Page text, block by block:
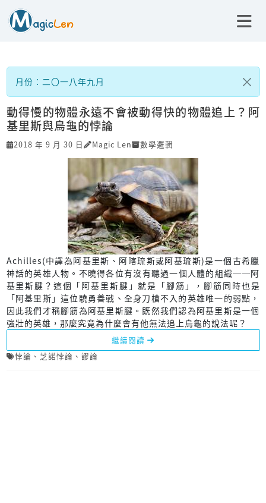
月份：二〇一八年九月
動得慢的物體永遠不會被動得快的物體追上？阿
基里斯與烏龜的悖論
2018 年 9 月 30 日 Magic Len 數學邏輯
Achilles(中譯為阿基里斯、阿喀琉斯或阿基琉斯)是一個古希臘
神話的英雄人物。不曉得各位有沒有聽過一個人體的組織──阿
基里斯腱？這個「阿基里斯腱」就是「腳筋」，腳筋同時也是
「阿基里斯」這位驍勇善戰、全身刀槍不入的英雄唯一的弱點，
因此我們才稱腳筋為阿基里斯腱。既然我們認為阿基里斯是一個
強壯的英雄，那麼究竟為什麼會有他無法追上烏龜的說法呢？
繼續閱讀
悖論 、 芝諾悖論 、 謬論